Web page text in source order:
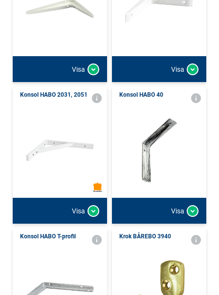
Visa Visa
Konsol HABO 2031, 2051
Visa
Konsol HABO 40
Visa
Konsol HABO T-profil Krok BÅREBO 3940